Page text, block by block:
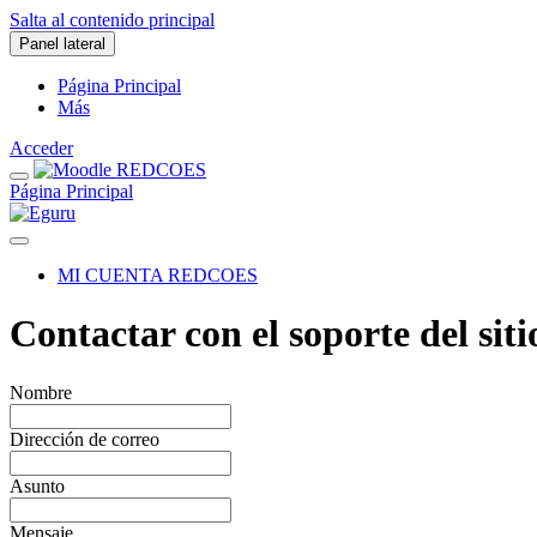
Salta al contenido principal
Panel lateral
Página Principal
Más
Acceder
Página Principal
MI CUENTA REDCOES
Contactar con el soporte del
Nombre
Dirección de correo
Asunto
Mensaje